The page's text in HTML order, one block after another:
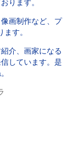
画制作など、プ
す。
介、画家になる
しています。是